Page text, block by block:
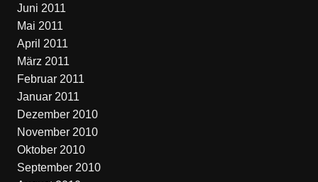
Juni 2011
Mai 2011
April 2011
März 2011
Februar 2011
Januar 2011
Dezember 2010
November 2010
Oktober 2010
September 2010